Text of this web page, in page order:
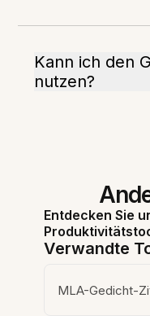
Kann ich den
nutzen?
Entdecken Sie
Verwandte
MLA-Gedicht-